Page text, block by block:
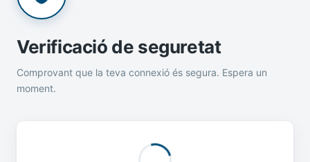
Verificació de seguretat
Comprovant que la teva connexió és segura. Espera un
moment.